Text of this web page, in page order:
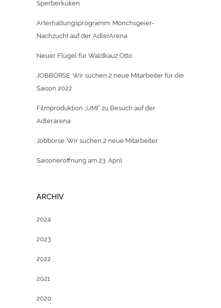
Sperberküken
Arterhaltungsprogramm: Mönchsgeier-
Nachzucht auf der AdlerArena
Neuer Flügel für Waldkauz Otto
JOBBÖRSE: Wir suchen 2 neue Mitarbeiter für die
Saison 2022
Filmproduktion „UMI“ zu Besuch auf der
Adlerarena
Jobbörse: Wir suchen 2 neue Mitarbeiter
Saisoneröffnung am 23. April
ARCHIV
2024
2023
2022
2021
2020